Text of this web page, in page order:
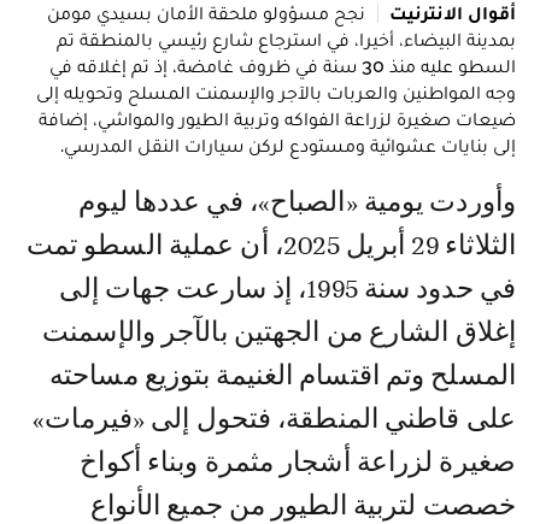
أقوال الانترنيت
نجح مسؤولو ملحقة الأمان بسيدي مومن
بمدينة البيضاء، أخيرا، في استرجاع شارع رئيسي بالمنطقة تم
السطو عليه منذ 30 سنة في ظروف غامضة، إذ تم إغلاقه في
وجه المواطنين والعربات بالآجر والإسمنت المسلح وتحويله إلى
ضيعات صغيرة لزراعة الفواكه وتربية الطيور والمواشي، إضافة
إلى بنايات عشوائية ومستودع لركن سيارات النقل المدرسي.
وأوردت يومية «الصباح»، في عددها ليوم
الثلاثاء 29 أبريل 2025، أن عملية السطو تمت
في حدود سنة 1995، إذ سارعت جهات إلى
إغلاق الشارع من الجهتين بالآجر والإسمنت
المسلح وتم اقتسام الغنيمة بتوزيع مساحته
على قاطني المنطقة، فتحول إلى «فيرمات»
صغيرة لزراعة أشجار مثمرة وبناء أكواخ
خصصت لتربية الطيور من جميع الأنواع